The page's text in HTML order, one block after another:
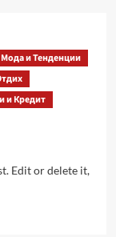
и Тенденции
и Кредит
Edit or delete it,